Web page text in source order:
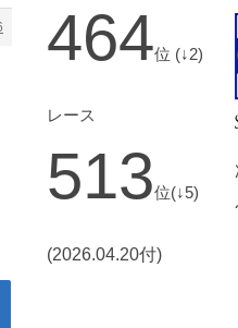
464位 (↓2)
レース
513位(↓5)
(2026.04.20付)